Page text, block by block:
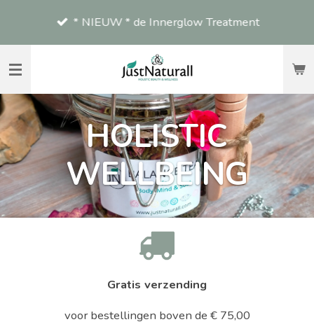
de
hoofdinhoud
* NIEUW * de Innerglow Treatment
HOLISTIC
WELLBEING
Gratis verzending
voor bestellingen boven de € 75,00